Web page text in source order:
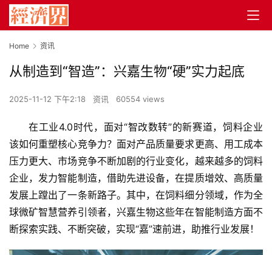
Home 资讯
从制造到“智造”：兴嘉生物“硬”实力起底
2025-11-12 下午2:18 资讯 60554 views
在工业4.0时代，面对“智改数转”的新赛道，饲料企业
该如何重塑核心竞争力？面对产品质量要求更高、用工成本
压力更大、市场竞争不断加剧的行业变化，越来越多的饲料
企业，发力智能制造，借助先进设备，在提质增效、高质量
发展上蹚出了一条新路子。其中，在饲料细分领域，作为全
球微矿智慧营养引领者，兴嘉生物这些年在智能制造方面不
断探索实践、不断突破，实现“嘉”速前进，助推行业发展！